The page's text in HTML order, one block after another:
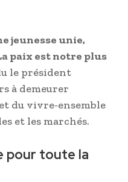
jeunesse unie,
paix est notre plus
le président
à demeurer
du vivre-ensemble
et les marchés.
pour toute la